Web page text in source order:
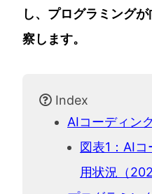
し、プログラミング
察します。
Index
AIコーディン
図表1：AI
用状況（